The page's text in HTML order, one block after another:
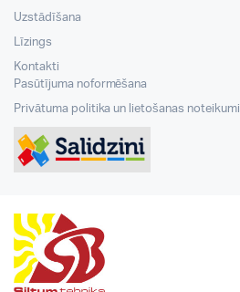
Uzstādīšana
Līzings
Kontakti
Pasūtījuma noformēšana
Privātuma politika un lietošanas noteikumi